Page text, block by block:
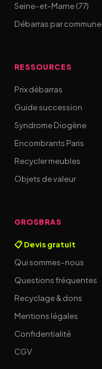
Seine-et-Marne (77)
Débarras par commune
RESSOURCES
Prix débarras
Guide succession
Syndrome Diogène
Encombrants Paris
Recycler meubles
Objets de valeur
GROSBRAS
📋 Devis gratuit
Qui sommes-nous
Questions fréquentes
Recyclage & dons
Mentions légales
Confidentialité
CGV